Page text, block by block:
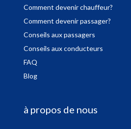
Comment devenir chauffeur?
Comment devenir passager?
Conseils aux passagers
Conseils aux conducteurs
FAQ
Blog
à propos de nous